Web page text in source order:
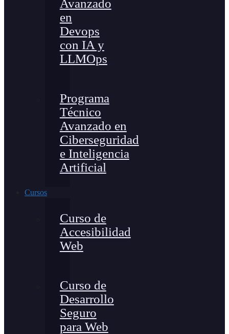
Avanzado
en
Devops
con IA y
LLMOps
Programa
Técnico
Avanzado en
Ciberseguridad
e Inteligencia
Artificial
Cursos
Curso de
Accesibilidad
Web
Curso de
Desarrollo
Seguro
para Web